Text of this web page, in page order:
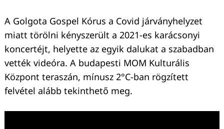
A Golgota Gospel Kórus a Covid járványhelyzet
miatt törölni kényszerült a 2021-es karácsonyi
koncertéjt, helyette az egyik dalukat a szabadban
vették videóra. A budapesti MOM Kulturális
Központ teraszán, mínusz 2°C-ban rögzített
felvétel alább tekinthető meg.